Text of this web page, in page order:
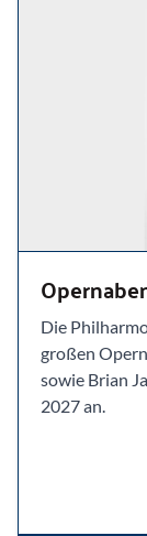
Die
großen
sowie Brian
2027 an.